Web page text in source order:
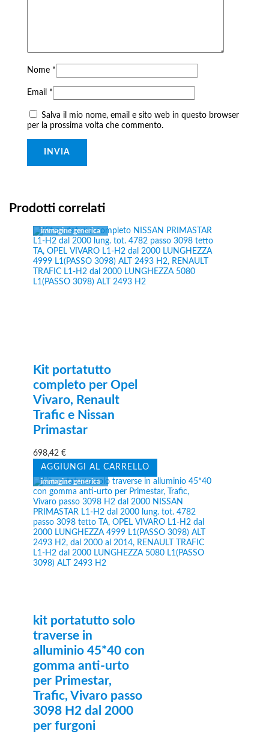
Nome *
Email *
Salva il mio nome, email e sito web in questo browser
per la prossima volta che commento.
Prodotti correlati
Kit portatutto
completo per Opel
Vivaro, Renault
Trafic e Nissan
Primastar
698,42€
AGGIUNGI AL CARRELLO
kit portatutto solo
traverse in
alluminio 45*40 con
gomma anti-urto
per Primestar,
Trafic, Vivaro passo
3098 H2 dal 2000
per furgoni